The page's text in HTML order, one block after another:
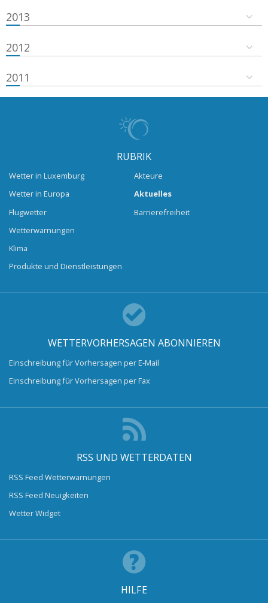
2013
2012
2011
RUBRIK
Wetter in Luxemburg
Wetter in Europa
Flugwetter
Wetterwarnungen
Klima
Produkte und Dienstleistungen
Akteure
Aktuelles
Barrierefreiheit
WETTERVORHERSAGEN ABONNIEREN
Einschreibung für Vorhersagen per E-Mail
Einschreibung für Vorhersagen per Fax
RSS UND WETTERDATEN
RSS Feed Wetterwarnungen
RSS Feed Neuigkeiten
Wetter Widget
HILFE